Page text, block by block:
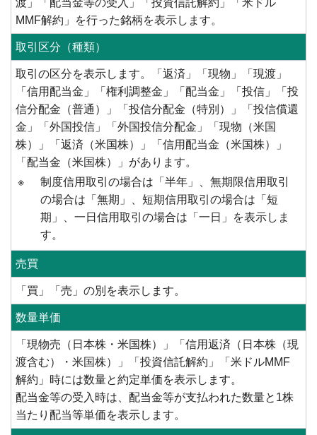
渡」「配当金等の受入」「投資信託解約」「米ドル
MMF解約」を行った銘柄を表示します。
取引区分（種類）
取引の区分を表示します。「返済」「現物」「現渡」
「信用配当金」「権利調整金」「配当金」「投信」「投
信分配金（普通）」「投信分配金（特別）」「投信償還
金」「外国投信」「外国投信分配金」「現物（米国
株）」「返済（米国株）」「信用配当金（米国株）」
「配当金（米国株）」があります。
※
制度信用取引の場合は「半年」、無期限信用取引
の場合は「無期」、短期信用取引の場合は「短
期」、一日信用取引の場合は「一日」を表示しま
す。
売買
「買」「売」の別を表示します。
数量単価
「現物売（日本株・米国株）」「信用返済（日本株（現
渡含む）・米国株）」「投資信託解約」「米ドルMMF
解約」時には数量と約定単価を表示します。
配当金等の受入時は、配当金等が支払われた数量と1株
当たり配当等単価を表示します。